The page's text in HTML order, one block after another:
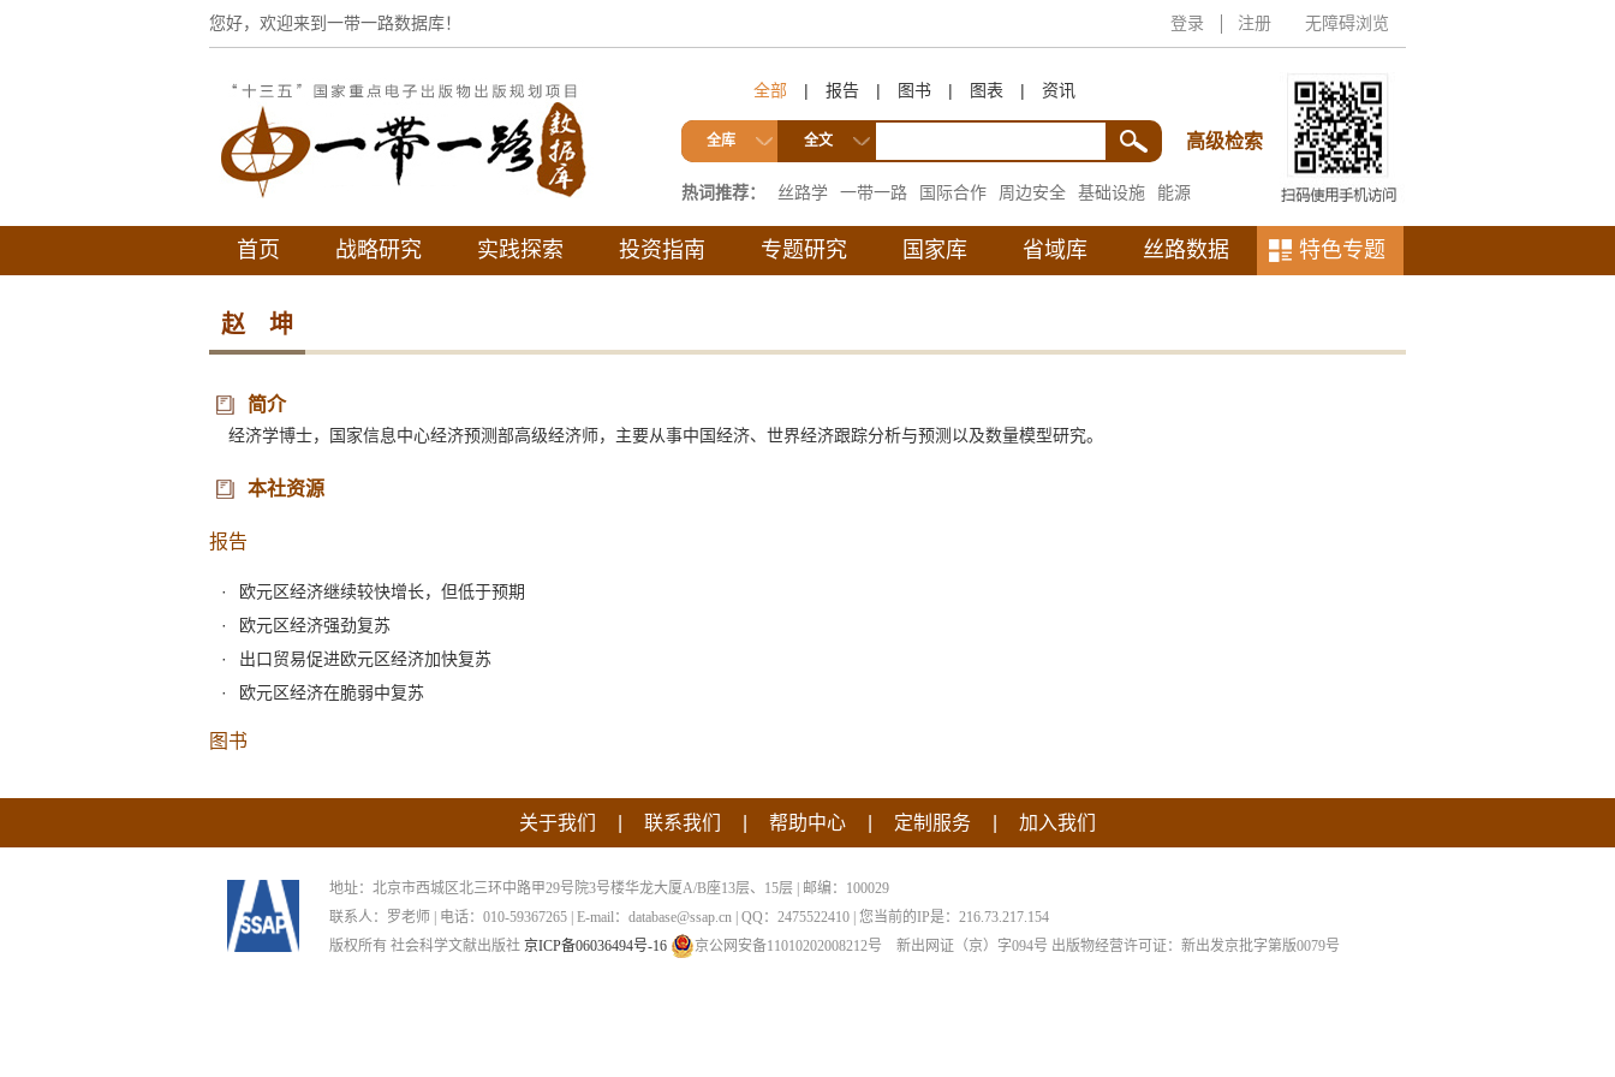
登录 注册 无障碍浏览
您好，欢迎来到一带一路数据库！
全部 | 报告 | 图书 | 图表 | 资讯
全库 全文 高级检索
热词推荐： 丝路学 一带一路 国际合作 周边安全 基础设施
能源
互联互通
首页 战略研究 实践探索 投资指南 专题研究 国家库 省域库 丝路数据 特色专题
赵 坤
简介
经济学博士，国家信息中心经济预测部高级经济师，主要从事中国经济、世界经济跟踪分析与预测以及数量模型研究。
本社资源
报告
欧元区经济继续较快增长，但低于预期
欧元区经济强劲复苏
出口贸易促进欧元区经济加快复苏
欧元区经济在脆弱中复苏
图书
关于我们 联系我们 帮助中心 定制服务 加入我们
地址：北京市西城区北三环中路甲29号院3号楼华龙大厦A/B座13层、15层 | 邮编：100029
联系人：罗老师 | 电话：010-59367265 | E-mail：database@ssap.cn | QQ：2475522410 | 您当前的IP是： 216.73.217.154
版权所有 社会科学文献出版社 京ICP备06036494号-16 京公网安备11010202008212号 新出网证（京）字094号 出版物经营许可证：新出发京批字第版0079号